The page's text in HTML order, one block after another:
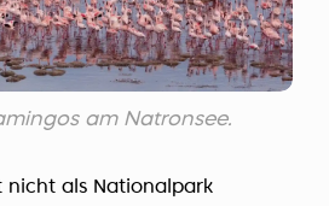
am Natronsee.
nicht als Nationalpark